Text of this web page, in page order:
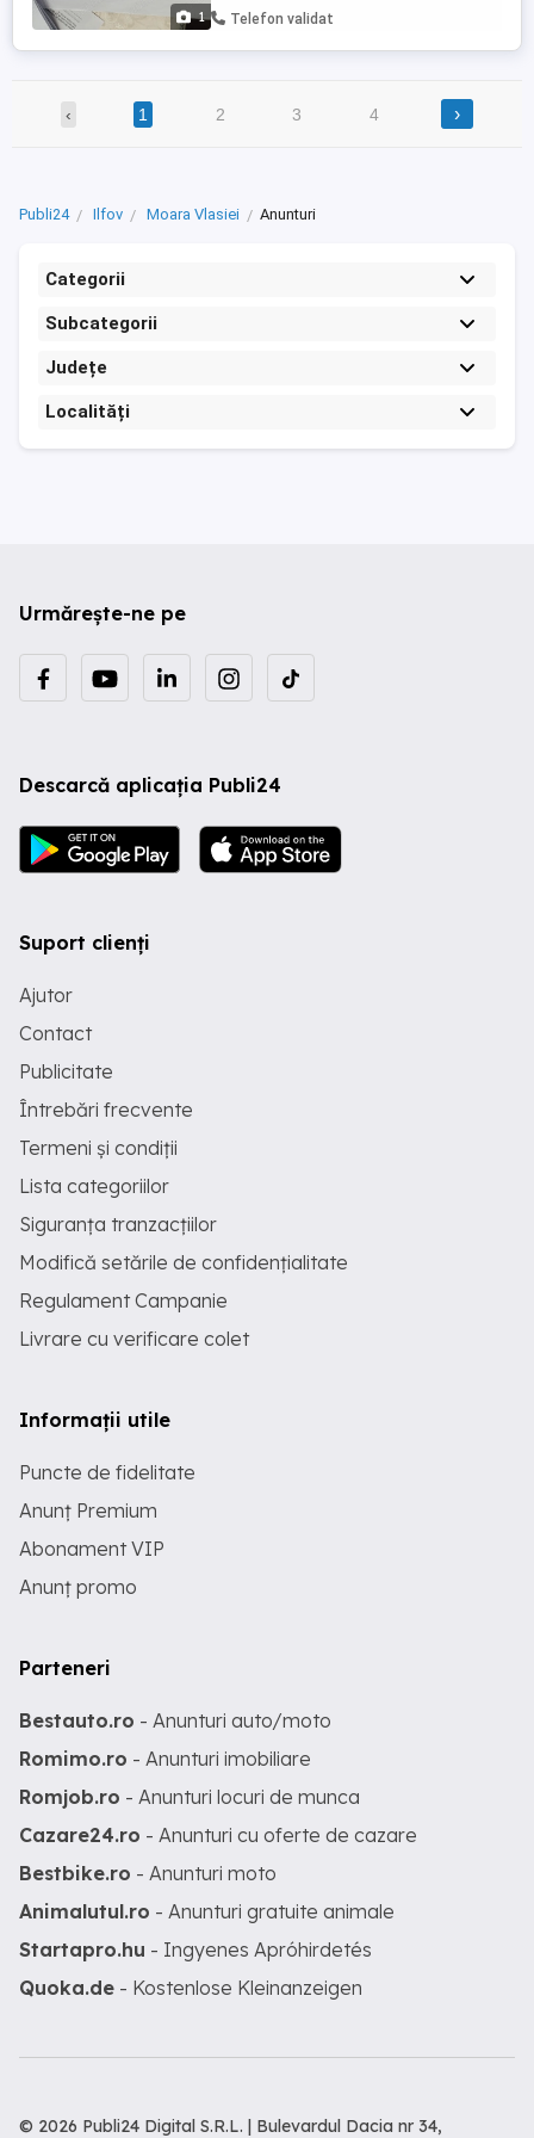
1 Telefon validat
‹ 1 2 3 4 ›
Publi24 Ilfov Moara Vlasiei Anunturi
Categorii
Subcategorii
Județe
Localități
Urmărește-ne pe
Descarcă aplicația Publi24
Suport clienți
Ajutor
Contact
Publicitate
Întrebări frecvente
Termeni și condiții
Lista categoriilor
Siguranța tranzacțiilor
Modifică setările de confidențialitate
Regulament Campanie
Livrare cu verificare colet
Informații utile
Puncte de fidelitate
Anunț Premium
Abonament VIP
Anunț promo
Parteneri
Bestauto.ro - Anunturi auto/moto
Romimo.ro - Anunturi imobiliare
Romjob.ro - Anunturi locuri de munca
Cazare24.ro - Anunturi cu oferte de cazare
Bestbike.ro - Anunturi moto
Animalutul.ro - Anunturi gratuite animale
Startapro.hu - Ingyenes Apróhirdetés
Quoka.de - Kostenlose Kleinanzeigen
© 2026 Publi24 Digital S.R.L. | Bulevardul Dacia nr 34,